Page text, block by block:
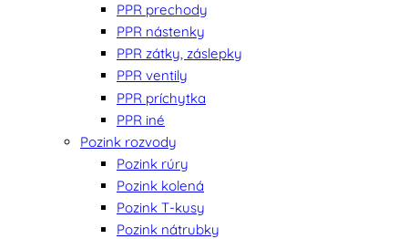
PPR prechody
PPR nástenky
PPR zátky, záslepky
PPR ventily
PPR príchytka
PPR iné
Pozink rozvody
Pozink rúry
Pozink kolená
Pozink T-kusy
Pozink nátrubky